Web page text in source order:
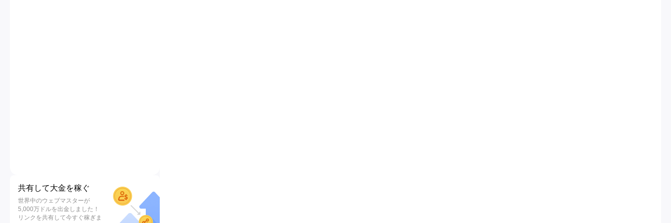
共有して大金を稼ぐ
世界中のウェブマスターが
5,000万ドルを出金しました！
リンクを共有して今すぐ稼ぎま